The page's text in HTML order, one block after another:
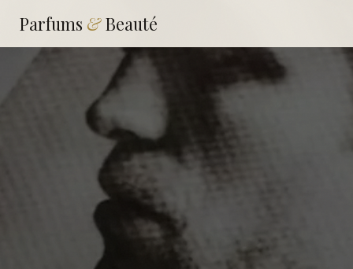
Parfums &Beauté